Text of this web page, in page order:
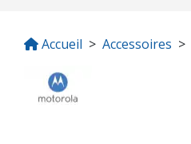
Accueil Accessoires